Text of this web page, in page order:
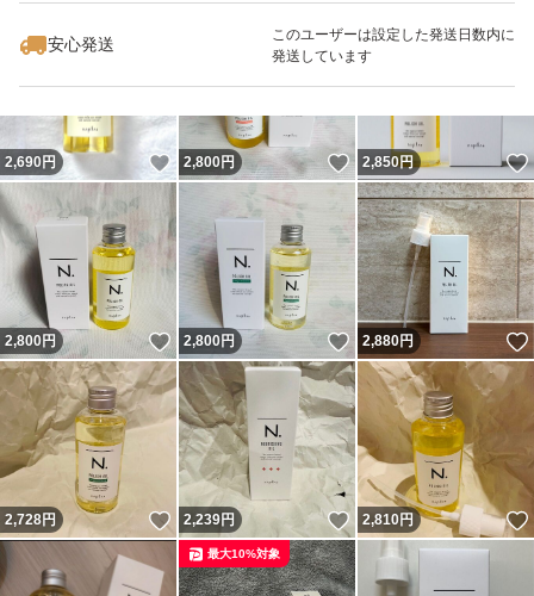
安心発送
このユーザーは設定した発送日数内に
発送しています
2,690円 いいね！
2,800円 いいね！
2,850円
2,800円 いいね！
2,800円 いいね！
2,880円
2,728円 いいね！
2,239円 いいね！
2,810円
最大10%対象